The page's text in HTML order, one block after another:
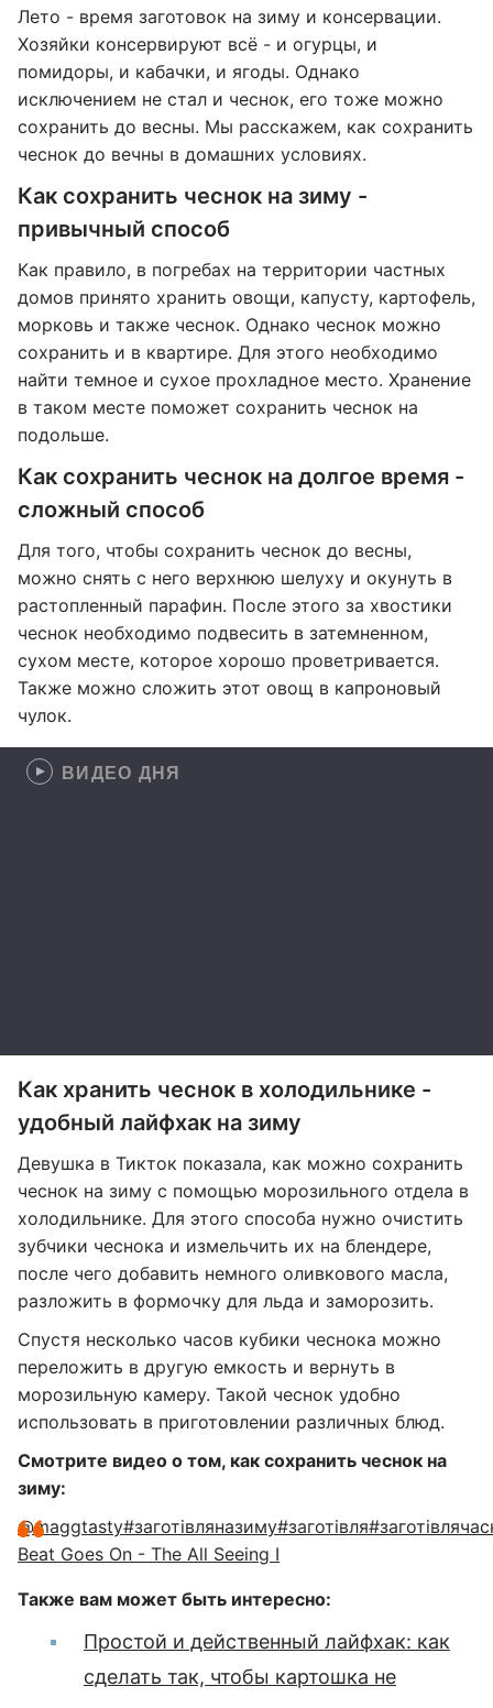
Лето - время заготовок на зиму и консервации.
Хозяйки консервируют всё - и огурцы, и
помидоры, и кабачки, и ягоды. Однако
исключением не стал и чеснок, его тоже можно
сохранить до весны. Мы расскажем, как сохранить
чеснок до вечны в домашних условиях.
Как сохранить чеснок на зиму -
привычный способ
Как правило, в погребах на территории частных
домов принято хранить овощи, капусту, картофель,
морковь и также чеснок. Однако чеснок можно
сохранить и в квартире. Для этого необходимо
найти темное и сухое прохладное место. Хранение
в таком месте поможет сохранить чеснок на
подольше.
Как сохранить чеснок на долгое время -
сложный способ
Для того, чтобы сохранить чеснок до весны,
можно снять с него верхнюю шелуху и окунуть в
растопленный парафин. После этого за хвостики
чеснок необходимо подвесить в затемненном,
сухом месте, которое хорошо проветривается.
Также можно сложить этот овощ в капроновый
чулок.
ВИДЕО ДНЯ
Как хранить чеснок в холодильнике -
удобный лайфхак на зиму
Девушка в Тикток показала, как можно сохранить
чеснок на зиму с помощью морозильного отдела в
холодильнике. Для этого способа нужно очистить
зубчики чеснока и измельчить их на блендере,
после чего добавить немного оливкового масла,
разложить в формочку для льда и заморозить.
Спустя несколько часов кубики чеснока можно
переложить в другую емкость и вернуть в
морозильную камеру. Такой чеснок удобно
использовать в приготовлении различных блюд.
Смотрите видео о том, как сохранить чеснок на
зиму:
@maggtasty#заготівляназиму#заготівля
Beat Goes On - The All Seeing I
Также вам может быть интересно:
Простой и действенный лайфхак: как
сделать так, чтобы картошка не